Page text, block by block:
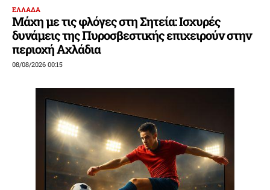
ΕΛΛΑΔΑ
Μάχη με τις φλόγες στη Σητεία: Ισχυρές
δυνάμεις της Πυροσβεστικής επιχειρούν στην
περιοχή Αχλάδια
08/08/2026 00:15